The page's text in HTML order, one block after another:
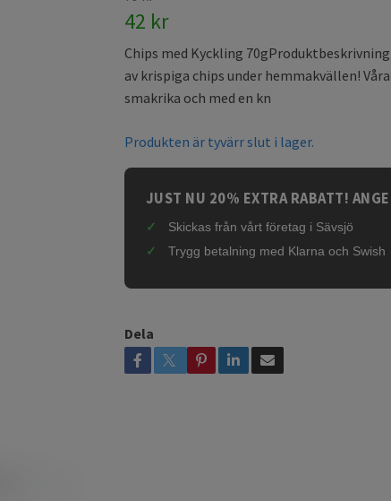
42 kr
Chips med Kyckling
av krispiga chips under hemmakvällen!
smakrika och med en kn
Produkten är tyvärr slut i lager.
JUST NU 20% EXTRA RABATT!
Skickas från vårt företag i Sävsjö
Trygg betalning med Klarna och Swish
Dela